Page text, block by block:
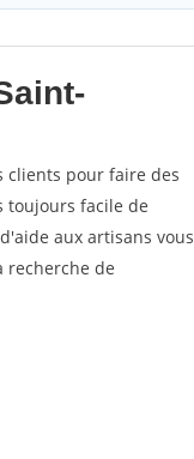
clients pour faire des
toujours facile de
aux artisans vous
recherche de